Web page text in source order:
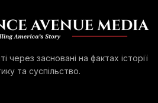
через засновані на фактах історії
та суспільство.